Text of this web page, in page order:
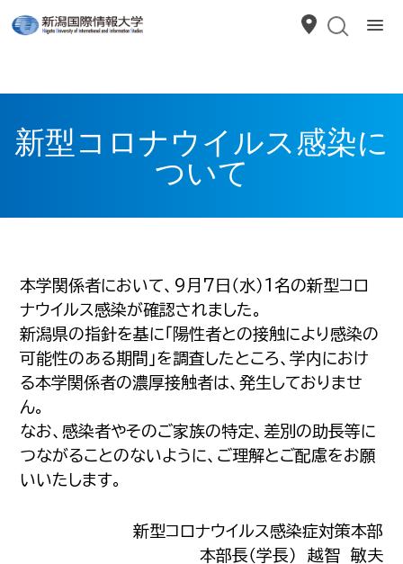
新型コロナウイルス感染に
ついて
本学関係者において、9月7日（水）1名の新型コロ
ナウイルス感染が確認されました。
新潟県の指針を基に「陽性者との接触により感染の
可能性のある期間」を調査したところ、学内におけ
る本学関係者の濃厚接触者は、発生しておりませ
ん。
なお、感染者やそのご家族の特定、差別の助長等に
つながることのないように、ご理解とご配慮をお願
いいたします。
新型コロナウイルス感染症対策本部
本部長（学長） 越智 敏夫